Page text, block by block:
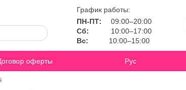
График работы:
ПН-ПТ:
09:00–20:00
Сб:
10:00–17:00
Вс:
10:00–15:00
оферты
Рус